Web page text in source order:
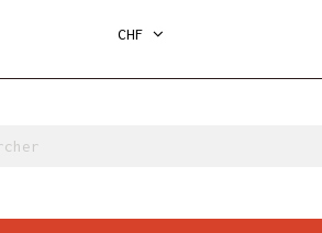
CHF